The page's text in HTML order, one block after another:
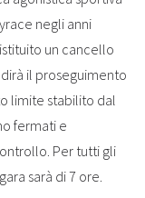
negli anni
un cancello
il proseguimento
limite stabilito dal
fermati e
Per tutti gli
sarà di 7 ore.